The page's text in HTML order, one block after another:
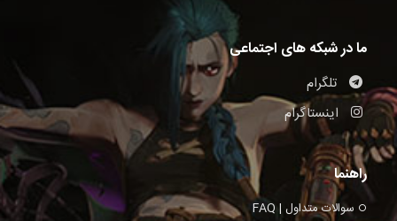
ما در شبکه های اجتماعی
تلگرام
اینستاگرام
راهنما
سوالات متداول | FAQ